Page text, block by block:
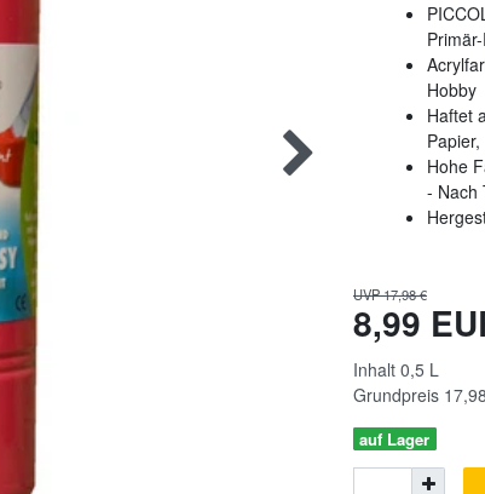
Hobby
Haftet
Hohe
- Nach
UVP 17,98 €
8,99
Inhalt 0,5 L
Grundpreis
auf Lager